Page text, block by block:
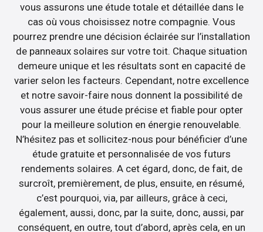
vous assurons une étude totale et détaillée dans le
cas où vous choisissez notre compagnie. Vous
pourrez prendre une décision éclairée sur l’installation
de panneaux solaires sur votre toit. Chaque situation
demeure unique et les résultats sont en capacité de
varier selon les facteurs. Cependant, notre excellence
et notre savoir-faire nous donnent la possibilité de
vous assurer une étude précise et fiable pour opter
pour la meilleure solution en énergie renouvelable.
N’hésitez pas et sollicitez-nous pour bénéficier d’une
étude gratuite et personnalisée de vos futurs
rendements solaires. A cet égard, donc, de fait, de
surcroît, premièrement, de plus, ensuite, en résumé,
c’est pourquoi, via, par ailleurs, grâce à ceci,
également, aussi, donc, par la suite, donc, aussi, par
conséquent, en outre, tout d’abord, après cela, en un